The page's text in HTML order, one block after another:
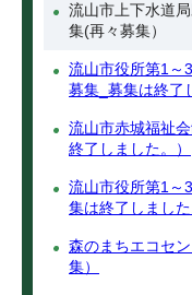
流山市上下水道
集(再々募集）
流山市役所第1～
募集_募集は終了
流山市赤城福祉
終了しました。）
流山市役所第1～
集は終了しました
森のまちエコセ
集）